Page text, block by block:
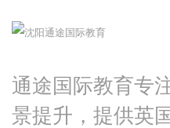
通途国际教育专
景提升，提供英